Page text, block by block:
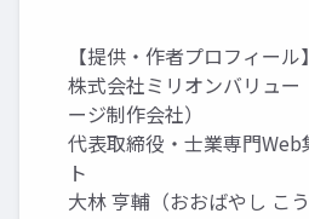
【提供・作者プロフィール】
株式会社ミリオンバリュー
ージ制作会社）
代表取締役・士業専門
ト
大林 亨輔（おおばやし こう